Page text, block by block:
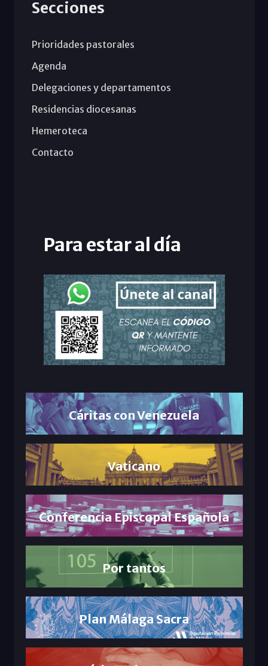
Secciones
Prioridades pastorales
Agenda
Delegaciones y departamentos
Residencias diocesanas
Hemeroteca
Contacto
Para estar al día
Cáritas con Venezuela
Vaticano
Conferencia Episcopal Española
Por tantos
Plan Málaga Sacra